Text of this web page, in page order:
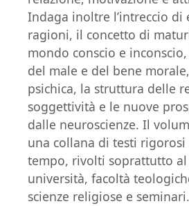
Indaga inoltre l’intreccio di
ragioni, il concetto di
mondo conscio e
del male e del bene
psichica, la struttura delle
soggettività e le nuove
dalle neuroscienze. Il
una collana di testi
tempo, rivolti soprattutto
università, facoltà
scienze religiose e seminari.